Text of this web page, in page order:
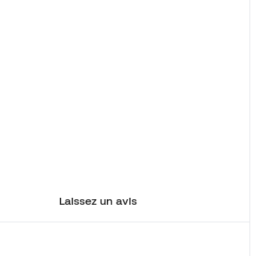
Laissez un avis